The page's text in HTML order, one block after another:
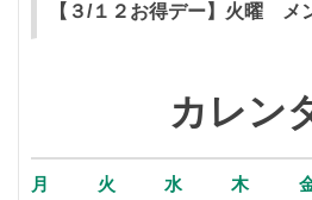
【３/１２お得デー】火曜 メ
カレン
月 火 水 木